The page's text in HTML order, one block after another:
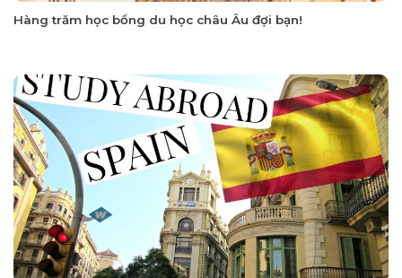
Hàng trăm học bổng du học châu Âu đợi bạn!